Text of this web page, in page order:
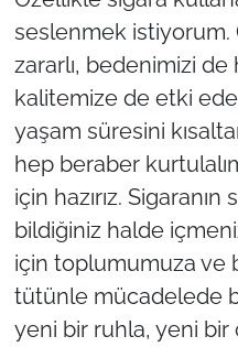
seslenmek istiyorum.
zararlı, bedenimizi de
kalitemize de etki
yaşam süresini
hep beraber
için hazırız. Sigaranın
bildiğiniz halde
için toplumumuza ve
tütünle mücadelede
yeni bir ruhla, yeni bir